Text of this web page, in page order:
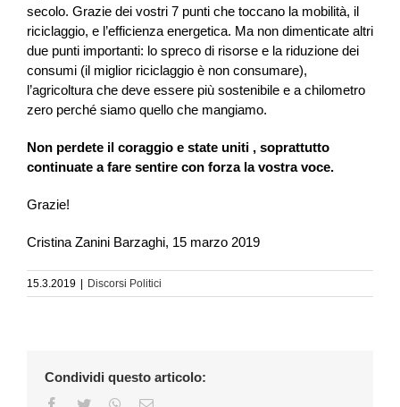
secolo. Grazie dei vostri 7 punti che toccano la mobilità, il
riciclaggio, e l’efficienza energetica. Ma non dimenticate altri
due punti importanti: lo spreco di risorse e la riduzione dei
consumi (il miglior riciclaggio è non consumare),
l’agricoltura che deve essere più sostenibile e a chilometro
zero perché siamo quello che mangiamo.
Non perdete il coraggio e state uniti , soprattutto
continuate a fare sentire con forza la vostra voce.
Grazie!
Cristina Zanini Barzaghi, 15 marzo 2019
15.3.2019 | Discorsi Politici
Condividi questo articolo:
Facebook
Twitter WhatsApp
Email